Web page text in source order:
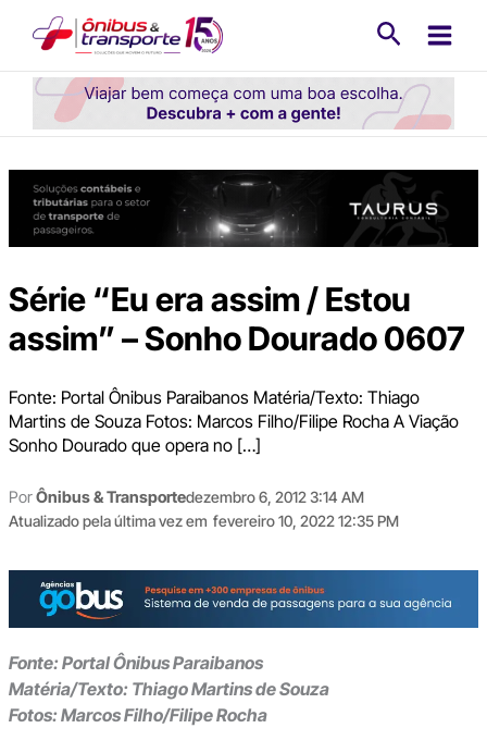
conteúdo
Série “Eu era assim / Estou
assim” – Sonho Dourado 0607
Fonte: Portal Ônibus Paraibanos Matéria/Texto: Thiago
Martins de Souza Fotos: Marcos Filho/Filipe Rocha A Viação
Sonho Dourado que opera no […]
PorÔnibus & Transportedezembro 6, 2012 3:14 AM
Atualizado pela última vez em fevereiro 10, 2022 12:35 PM
Fonte: Portal Ônibus Paraibanos
Matéria/Texto: Thiago Martins de Souza
Fotos: Marcos Filho/Filipe Rocha